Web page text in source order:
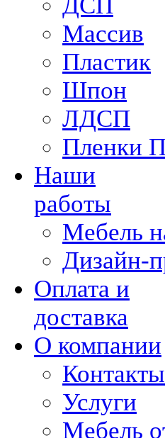
Массив
Пластик
Шпон
ЛДСП
Пленки
Наши
работы
Мебель
Дизайн-
Оплата и
доставка
О компании
Контакты
Услуги
Мебель